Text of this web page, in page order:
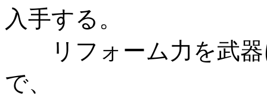
入手する。
リフォーム力を武器
で、